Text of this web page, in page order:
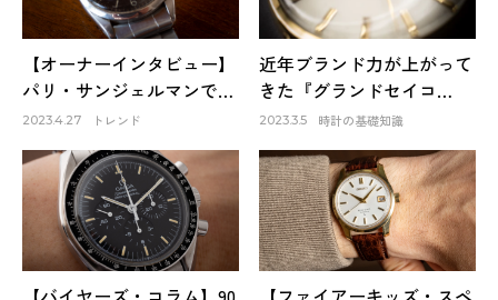
【オーナーインタビュー】
パリ・サンジェルマンで出
会ったロレックスは生涯1
本だけのお気に入り～
HACHIYAクリエイティブデ
ィレクター 蜂谷雅彦
2023.4.27 トレンド
近年ブランド力が上がって
きた『グランドセイコ
ー』。そのファーストモデ
ルは品質も良く、日本の誇
りでもある！
2023.3.5 時計の基礎知識